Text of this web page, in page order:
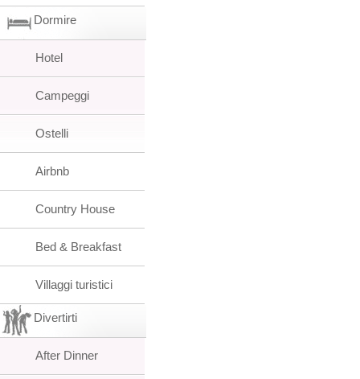
Dormire
Hotel
Campeggi
Ostelli
Airbnb
Country House
Bed & Breakfast
Villaggi turistici
Divertirti
After Dinner